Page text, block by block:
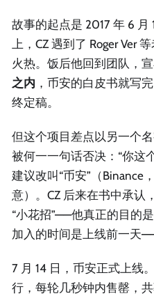
故事的起点是 2017 年 6
上，CZ 遇到了 Roger Ver
火热。饭后他回到团队，
之内 ，币安的白皮书就写
终定稿。
但这个项目差点以另一个
被何一一句话否决：“你这
建议改叫“币安”（Binance
意）。CZ 后来在书中承认
“小花招”——他真正的目的
加入的时间是上线前一天
7 月 14 日，币安正式上线
行，每轮几秒钟内售罄，共